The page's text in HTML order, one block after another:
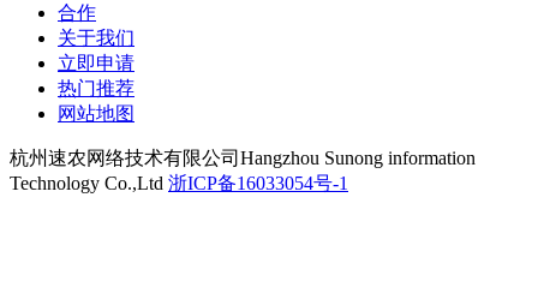
合作
关于我们
立即申请
热门推荐
网站地图
杭州速农网络技术有限公司 Hangzhou Sunong information
Technology Co.,Ltd 浙ICP备16033054号-1